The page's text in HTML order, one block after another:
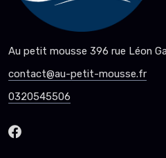
Au petit mousse 396 rue Léon
contact@au-petit-mousse.fr
0320545506